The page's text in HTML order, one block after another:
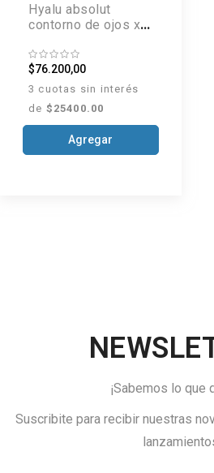
Hyalu absolut
contorno de ojos x
$76.200,00
3 cuotas sin interés
de $25400.00
Agregar
¡Sabemos lo que
Suscribite para recibir nuestras